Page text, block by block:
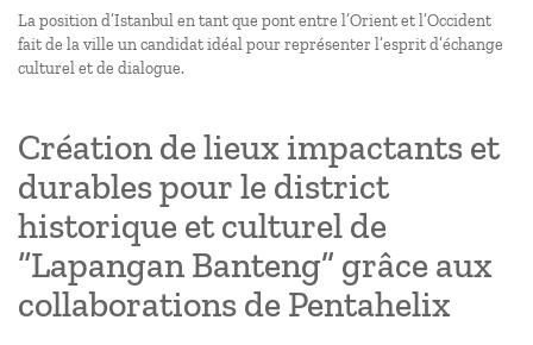
La position d’Istanbul en tant que pont entre l’Orient et l’Occident
fait de la ville un candidat idéal pour représenter l’esprit d’échange
culturel et de dialogue.
Création de lieux impactants et
durables pour le district
historique et culturel de
“Lapangan Banteng” grâce aux
collaborations de Pentahelix